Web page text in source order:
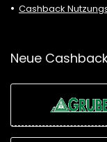
Cashback
Neue